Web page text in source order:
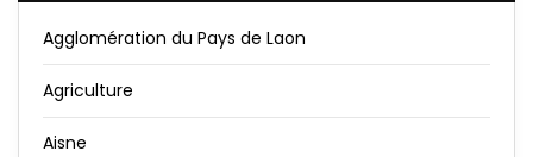
Agglomération du Pays de Laon
Agriculture
Aisne